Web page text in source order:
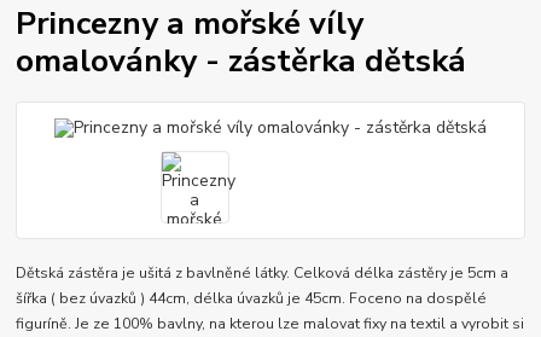
Princezny a mořské víly
omalovánky - zástěrka dětská
Dětská zástěra je ušitá z bavlněné látky. Celková délka zástěry je 5cm a
šířka ( bez úvazků ) 44cm, délka úvazků je 45cm. Foceno na dospělé
figuríně. Je ze 100% bavlny, na kterou lze malovat fixy na textil a vyrobit si